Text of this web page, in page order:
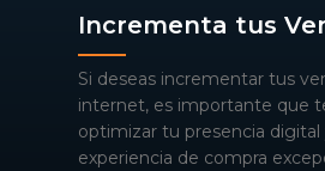
Incrementa tus
Si deseas incrementar tus
internet, es importante que
optimizar tu presencia digital
experiencia de compra